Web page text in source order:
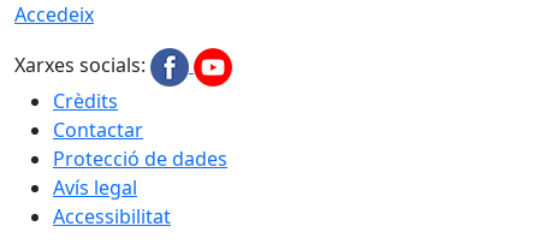
Accedeix
Xarxes socials:
Crèdits
Contactar
Protecció de dades
Avís legal
Accessibilitat